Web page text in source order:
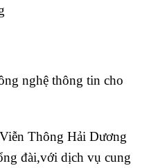
nghệ thông tin cho
Thông Hải Dương
đài,với dịch vụ cung